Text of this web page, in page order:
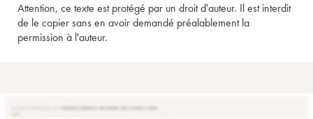
Attention, ce texte est protégé par un droit d'auteur. Il est interdit
de le copier sans en avoir demandé préalablement la
permission à l'auteur.